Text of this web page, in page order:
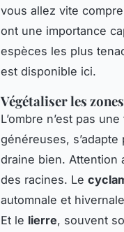
vous allez vite
ont une importance
espèces les plus
est disponible ici.
Végétaliser les
L’ombre n’est pas
généreuses,
draine bien. Attention
des racines. Le
automnale et
Et le lierre, souvent